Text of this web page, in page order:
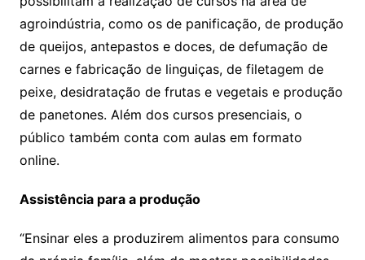
agroindústria, como os de panificação, de produção
de queijos, antepastos e doces, de defumação de
carnes e fabricação de linguiças, de filetagem de
peixe, desidratação de frutas e vegetais e produção
de panetones. Além dos cursos presenciais, o
público também conta com aulas em formato
online.
Assistência para a produção
“Ensinar eles a produzirem alimentos para consumo